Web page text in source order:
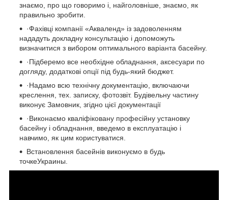
знаємо, про що говоримо і, найголовніше, знаємо, як
правильно зробити.
·Фахівці компанії «Акваленд» із задоволенням
нададуть докладну консультацію і допоможуть
визначитися з вибором оптимального варіанта басейну.
·Підберемо все необхідне обладнання, аксесуари по
догляду, додаткові опції під будь-який бюджет.
·Надамо всю технічну документацію, включаючи
креслення, тех. записку, фотозвіт. Будівельну частину
виконує Замовник, згідно цієї документації
·Виконаємо кваліфіковану професійну установку
басейну і обладнання, введемо в експлуатацію і
навчимо, як цим користуватися.
Встановлення басейнів виконуємо в будь
точкеУкраины.